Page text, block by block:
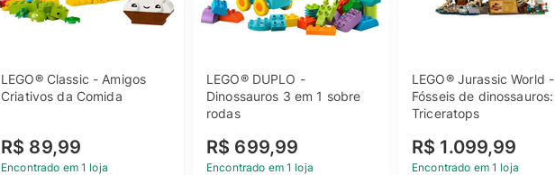
LEGO® Classic - Amigos
Criativos da Comida
R$ 89,99
Encontrado em 1 loja
LEGO® DUPLO -
Dinossauros 3 em 1 sobre
rodas
R$ 699,99
Encontrado em 1 loja
LEGO® Jurassic World -
Fósseis de dinossauros:
Triceratops
R$ 1.099,99
Encontrado em 1 loja